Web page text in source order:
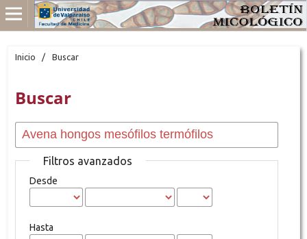
Inicio / Buscar
Buscar
Filtros avanzados
Desde
Hasta